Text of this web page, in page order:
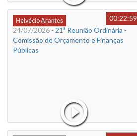
Helvécio Arantes
00:22:59
24/07/2026 - 21ª Reunião Ordinária -
Comissão de Orçamento e Finanças
Públicas